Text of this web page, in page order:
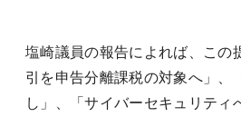
塩崎議員の報告によれば、この
引を申告分離課税の対象へ」、
し」、「サイバーセキュリティ